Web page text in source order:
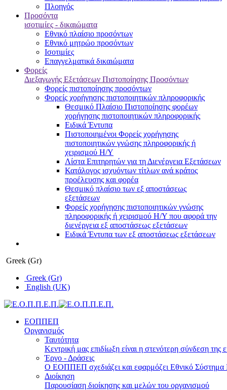
Πλοηγός
Προσόντα
ισοτιμίες - δικαιώματα
Εθνικό πλαίσιο προσόντων
Εθνικό μητρώο προσόντων
Ισοτιμίες
Επαγγελματικά δικαιώματα
Φορείς
Διεξαγωγής Εξετάσεων Πιστοποίησης Προσόντων
Φορείς πιστοποίησης προσόντων
Φορείς χορήγησης πιστοποιητικών πληροφορικής
Θεσμικό Πλαίσιο Πιστοποίησης φορέων
χορήγησης πιστοποιητικών πληροφορικής
Ειδικά Έντυπα
Πιστοποιημένοι Φορείς χορήγησης
πιστοποιητικών γνώσης πληροφορικής ή
χειρισμού Η/Υ
Λίστα Επιτηρητών για τη Διενέργεια Εξετάσεων
Κατάλογος ισχυόντων τίτλων ανά κράτος
προέλευσης και φορέα
Θεσμικό πλαίσιο των εξ αποστάσεως
εξετάσεων
Φορείς χορήγησης πιστοποιητικών γνώσης
πληροφορικής ή χειρισμού Η/Υ που αφορά την
διενέργεια εξ αποστάσεως εξετάσεων
Ειδικά Έντυπα των εξ αποστάσεως εξετάσεων
Greek (Gr)
Greek (Gr)
English (UK)
ΕΟΠΠΕΠ
Οργανισμός
Ταυτότητα
Κεντρική μας επιδίωξη είναι η στενότερη σύνδεση της
Έργο - Δράσεις
Ο ΕΟΠΠΕΠ σχεδιάζει και εφαρμόζει Eθνικό Σύστημα
Διοίκηση
Παρουσίαση διοίκησης και μελών του οργανισμού